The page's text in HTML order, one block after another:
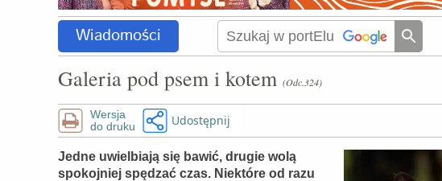
Wiadomości
Galeria pod psem i kotem (Odc.324)
Wersja
do druku
Udostępnij
Jedne uwielbiają się bawić, drugie wolą
spokojniej spędzać czas. Niektóre od razu